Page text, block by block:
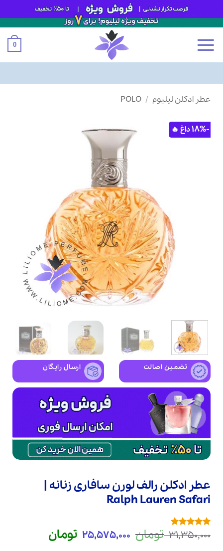
0
عطر ادکلن لیلیوم /
POLO
-18%
تضمین اصالت ارسال رایگان
عطر ادکلن رالف لورن سافاری زنانه |
Ralph Lauren Safari
امتیازدهی5
1
31,350,000 تومان قیمت
اصلی
25,575,000 تومانقیمت
فعلی